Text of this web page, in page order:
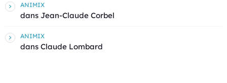
ANIMIX
dans Jean-Claude Corbel
ANIMIX
dans Claude Lombard